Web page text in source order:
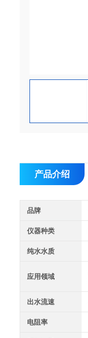
产品介绍
品牌
仪器种类
纯水水质
应用领域
出水流速
电阻率